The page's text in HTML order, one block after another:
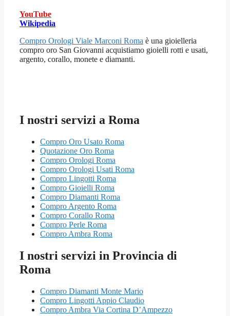
YouTube
Wikipedia
Compro Orologi Viale Marconi Roma è una gioielleria
compro oro San Giovanni acquistiamo gioielli rotti e usati,
argento, corallo, monete e diamanti.
I nostri servizi a Roma
Compro Oro Usato Roma
Quotazione Oro Roma
Compro Orologi Roma
Compro Orologi Usati Roma
Compro Lingotti Roma
Compro Gioielli Roma
Compro Diamanti Roma
Compro Argento Roma
Compro Corallo Roma
Compro Perle Roma
Compro Ambra Roma
I nostri servizi in Provincia di
Roma
Compro Diamanti Monte Mario
Compro Lingotti Appio Claudio
Compro Ambra Via Cortina D’Ampezzo